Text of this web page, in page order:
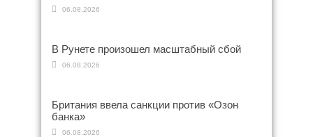
06.08.2026
В Рунете произошел масштабный сбой
06.08.2026
Британия ввела санкции против «Озон
банка»
06.08.2026